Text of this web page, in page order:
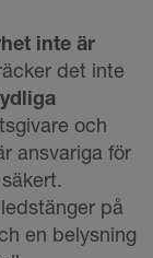
inte är
det inte
och
ansvariga för
på
en belysning